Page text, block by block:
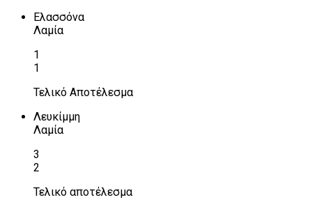
Ελασσόνα
Λαμία
1
1
Τελικό Αποτέλεσμα
Λευκίμμη
Λαμία
3
2
Τελικό αποτέλεσμα